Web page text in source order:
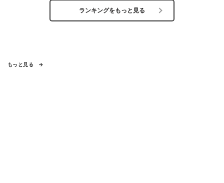
ランキングをもっと見る
もっと見る